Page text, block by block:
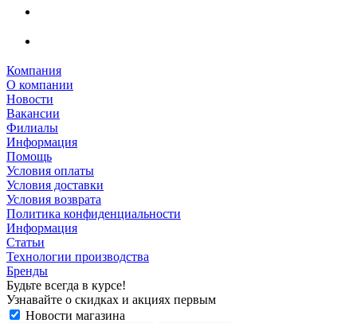
Компания
О компании
Новости
Вакансии
Филиалы
Информация
Помощь
Условия оплаты
Условия доставки
Условия возврата
Политика конфиденциальности
Информация
Статьи
Технологии производства
Бренды
Будьте всегда в курсе!
Узнавайте о скидках и акциях первым
Новости магазина